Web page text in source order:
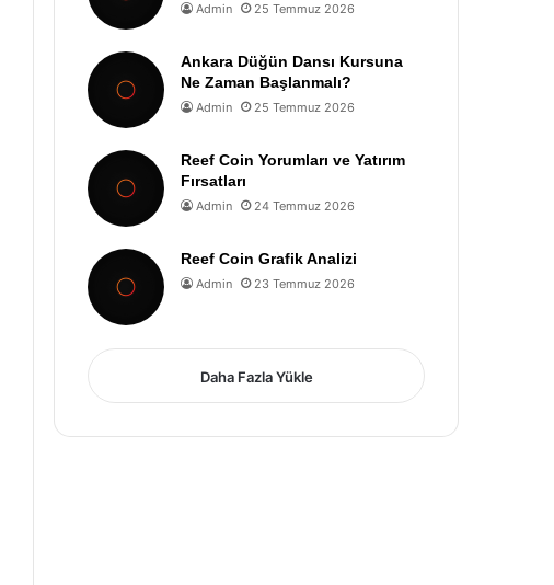
Admin 25 Temmuz 2026
Ankara Düğün Dansı Kursuna
Ne Zaman Başlanmalı?
Admin 25 Temmuz 2026
Reef Coin Yorumları ve Yatırım
Fırsatları
Admin 24 Temmuz 2026
Reef Coin Grafik Analizi
Admin 23 Temmuz 2026
Daha Fazla Yükle